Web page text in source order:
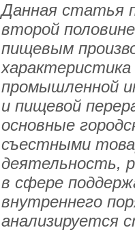
Данная статья
второй
пищевым
характеристика
промышленной
и пищевой
основные
съестными
деятельность,
в сфере
внутреннего
анализируется